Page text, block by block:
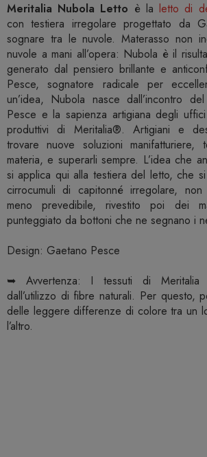
Meritalia Nubola Letto è laletto di
con testiera irregolare progettato da
sognare tra le nuvole. Materasso non
nuvole a mani all’opera: Nubola è il
generato dal pensiero brillante e
Pesce, sognatore radicale per
un’idea, Nubola nasce dall’incontro
Pesce e la sapienza artigiana degli
produttivi di Meritalia®. Artigiani e
trovare nuove soluzioni manifatturiere,
materia, e superarli sempre. L’idea che
si applica qui alla testiera del letto, che
cirrocumuli di capitonné irregolare,
meno prevedibile, rivestito poi dei
punteggiato da bottoni che ne segnano i
Design: Gaetano Pesce
➥ Avvertenza: I tessuti di Meritalia
dall’utilizzo di fibre naturali. Per questo,
delle leggere differenze di colore tra un
l’altro.